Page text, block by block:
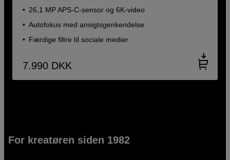
26,1 MP APS-C-sensor og 6K-video
Autofokus med ansigtsgenkendelse
Færdige filtre til sociale medier
7.990 DKK
For kreatøren siden 1982